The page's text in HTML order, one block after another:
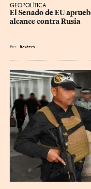
GEOPOLÍTICA
El Senado de EU
alcance contra Rusia
Por Reuters